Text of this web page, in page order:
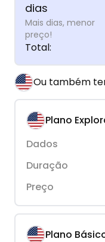
dias
Mais dias, menor
preço!
Total:
Ou também
Plano
Dados
Duração
Preço
Plano